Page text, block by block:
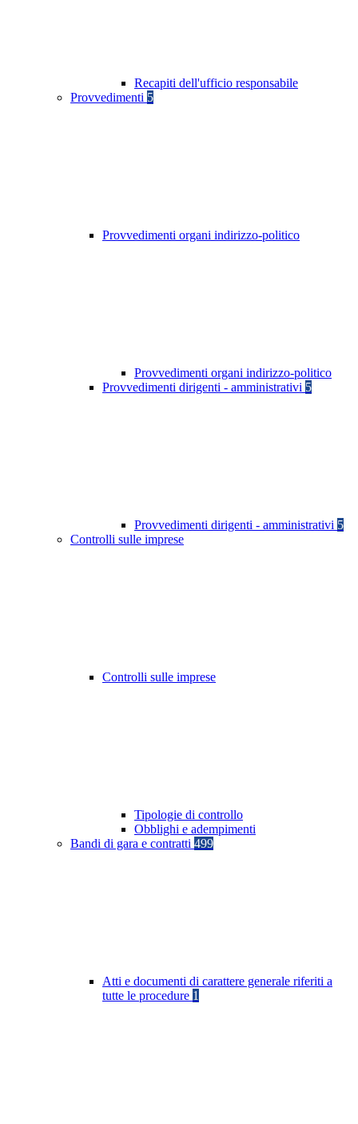
Recapiti dell'ufficio responsabile
Provvedimenti 5
Provvedimenti organi indirizzo-politico
Provvedimenti organi indirizzo-politico
Provvedimenti dirigenti - amministrativi 5
Provvedimenti dirigenti - amministrativi 5
Controlli sulle imprese
Controlli sulle imprese
Tipologie di controllo
Obblighi e adempimenti
Bandi di gara e contratti 499
Atti e documenti di carattere generale riferiti a
tutte le procedure 1